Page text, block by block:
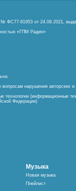
ФС77-81953 от 24.09.2021,
«ГПМ Радио»
вопросам нарушения авторских
(информационные
Федерации)
Музыка
Новая музыка
Плейлист